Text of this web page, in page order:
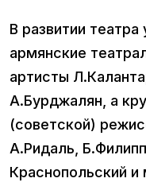
В развитии
армянские
артисты
А.Бурджалян, а
(советской)
А.Ридаль,
Краснопольский и